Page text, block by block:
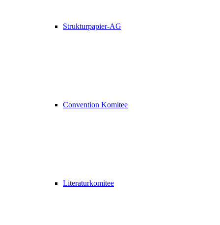
Strukturpapier-AG
Convention Komitee
Literaturkomitee